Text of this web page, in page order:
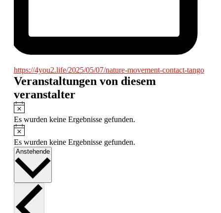
Webseite
https://4you2.life/2025/05/07/nature-movement-contact-tango
Veranstaltungen von diesem
veranstalter
Hinweis
Es wurden keine Ergebnisse gefunden.
Hinweis
Es wurden keine Ergebnisse gefunden.
Anstehende Datum